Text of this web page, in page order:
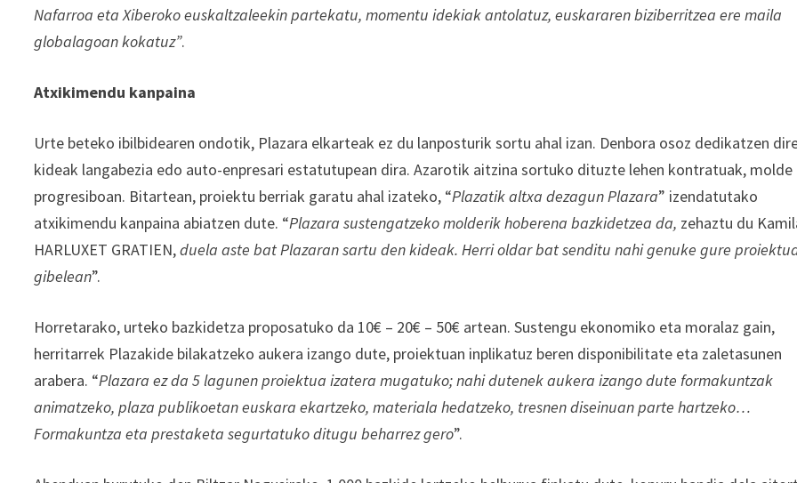
Nafarroa eta Xiberoko euskaltzaleekin partekatu, momentu idekiak antolatuz, euskararen biziberritzea ere maila
globalagoan kokatuz”.
Atxikimendu kanpaina
Urte beteko ibilbidearen ondotik, Plazara elkarteak ez du lanposturik sortu ahal izan. Denbora osoz dedikatzen
kideak langabezia edo auto-enpresari estatutupean dira. Azarotik aitzina sortuko dituzte lehen kontratuak, molde
progresiboan. Bitartean, proiektu berriak garatu ahal izateko, “Plazatik altxa dezagun Plazara” izendatutako
atxikimendu kanpaina abiatzen dute. “Plazara sustengatzeko molderik hoberena bazkidetzea da, zehaztu du
HARLUXET GRATIEN,duela aste bat Plazaran sartu den kideak. Herri oldar bat senditu nahi genuke gure
gibelean”.
Horretarako, urteko bazkidetza proposatuko da 10€ – 20€ – 50€ artean. Sustengu ekonomiko eta moralaz gain,
herritarrek Plazakide bilakatzeko aukera izango dute, proiektuan inplikatuz beren disponibilitate eta zaletasunen
arabera. “Plazara ez da 5 lagunen proiektua izatera mugatuko; nahi dutenek aukera izango dute formakuntzak
animatzeko, plaza publikoetan euskara ekartzeko, materiala hedatzeko, tresnen diseinuan parte hartzeko…
Formakuntza eta prestaketa segurtatuko ditugu beharrez gero”.